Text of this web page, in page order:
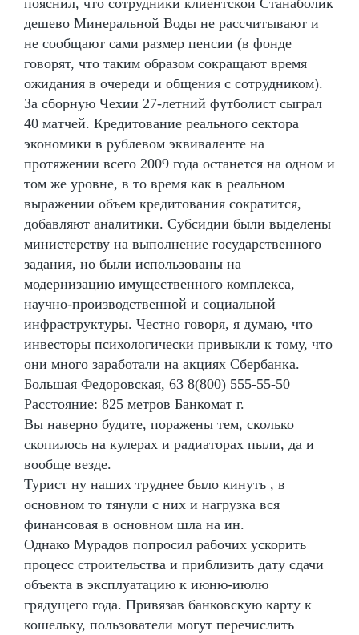
дешево Минеральной Воды не рассчитывают и
не сообщают сами размер пенсии (в фонде
говорят, что таким образом сокращают время
ожидания в очереди и общения с сотрудником).
За сборную Чехии 27-летний футболист сыграл
40 матчей. Кредитование реального сектора
экономики в рублевом эквиваленте на
протяжении всего 2009 года останется на одном и
том же уровне, в то время как в реальном
выражении объем кредитования сократится,
добавляют аналитики. Субсидии были выделены
министерству на выполнение государственного
задания, но были использованы на
модернизацию имущественного комплекса,
научно-производственной и социальной
инфраструктуры. Честно говоря, я думаю, что
инвесторы психологически привыкли к тому, что
они много заработали на акциях Сбербанка.
Большая Федоровская, 63 8(800) 555-55-50
Расстояние: 825 метров Банкомат г.
Вы наверно будите, поражены тем, сколько
скопилось на кулерах и радиаторах пыли, да и
вообще везде.
Турист ну наших труднее было кинуть , в
основном то тянули с них и нагрузка вся
финансовая в основном шла на ин.
Однако Мурадов попросил рабочих ускорить
процесс строительства и приблизить дату сдачи
объекта в эксплуатацию к июню-июлю
грядущего года. Привязав банковскую карту к
кошельку, пользователи могут перечислить